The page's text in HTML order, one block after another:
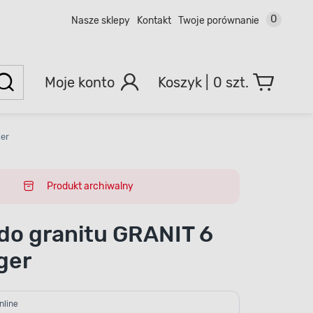
Nasze sklepy Kontakt Twoje porównanie 0
Moje konto 0 szt.
Produkt archiwalny
granitu GRANIT 6